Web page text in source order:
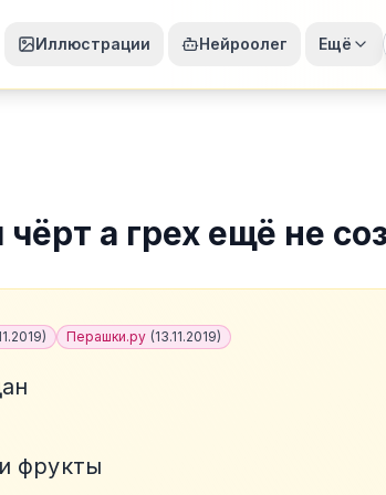
Иллюстрации Нейроолег Ещё
чёрт а грех ещё не
) Перашки.ру (13.11.2019)
фрукты